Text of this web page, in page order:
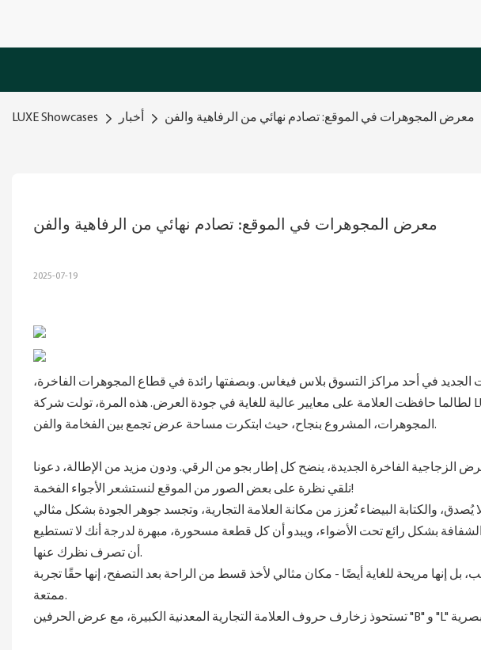
LUXE Showcases أخبار معرض المجوهرات في الموقع: تصادم نهائي من الرفاهية والفن
معرض المجوهرات في الموقع: تصادم نهائي من الرفاهية والفن
2025-07-19
الجديد في أحد مراكز التسوق بلاس فيغاس. وبصفتها رائدة في قطاع المجوهرات الفاخرة،
لطالما حافظت العلامة على معايير عالية للغاية في جودة العرض. هذه المرة، تولت شركة LUXE Showcases، بصفتها موردًا لواجهات عرض
المجوهرات، المشروع بنجاح، حيث ابتكرت مساحة عرض تجمع بين الفخامة والفن.
الزجاجية الفاخرة الجديدة، ينضح كل إطار بجو من الرقي. ودون مزيد من الإطالة، دعونا
نلقي نظرة على بعض الصور من الموقع لنستشعر الأجواء الفخمة!
بشكل رائع تحت الأضواء، ويبدو أن كل قطعة مسحورة، مبهرة لدرجة أنك لا تستطيع
أن تصرف نظرك عنها.
بل إنها مريحة للغاية أيضًا - مكان مثالي لأخذ قسط من الراحة بعد التصفح، إنها حقًا تجربة
ممتعة.